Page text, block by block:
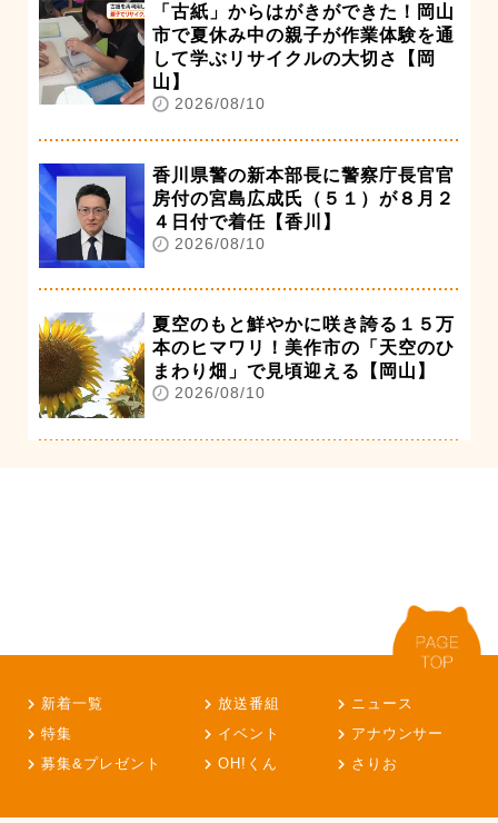
「古紙」からはがきができた！岡山
市で夏休み中の親子が作業体験を通
して学ぶリサイクルの大切さ【岡
山】
2026/08/10
香川県警の新本部長に警察庁長官官
房付の宮島広成氏（５１）が８月２
４日付で着任【香川】
2026/08/10
夏空のもと鮮やかに咲き誇る１５万
本のヒマワリ！美作市の「天空のひ
まわり畑」で見頃迎える【岡山】
2026/08/10
新着一覧 放送番組
ニュース
特集
イベント
アナウンサー
募集&プレゼント
OH!くん さりお